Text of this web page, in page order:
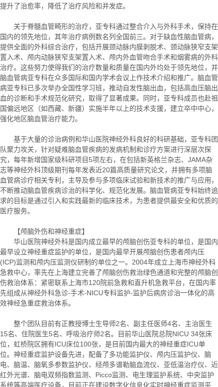
提升了治愈率，降低了治疗风险和并发症。
关于脊髓血管畸形的治疗，亚专科通过整合介入与外科手术，保持在
国内的领先地位，其年治疗病例数名列全国前三。对于缺血性脑血管病，
提供全面的外科综合治疗，包括开展颈动脉内膜剥脱术、颈动脉狭窄支架
置入术、颅内动脉狭窄支架置入术、颅内外血管吻合手术和烟雾病的外科
治疗。这些努力使得我们的治疗数量和质量在国内外均处于领先地位，并
脑血管病亚专科在众多国际和国内学术会议上作技术介绍和推广。脑血管
病亚专科已多次举办全国性学习班，推动自发性脑出血，包括高血压脑出
血的诊断和手术规范化研究，取得了显著成果。同时，亚专科成员也赴祖
国偏远地区（如西藏、新疆）实施半年以上的技术支援，建立卒中中心，
强化地区脑血管治疗能力。
基于大量的诊治病例和华山医院神经外科良好的科研基础，亚专科团
队聚力攻关，针对疑难脑血管疾病的发病机制和诊疗方案进行深层次探
究，每年新增国家级科研项目5项左右，在包括新英格兰杂志、JAMA杂
志等神经外科顶级期刊每年发表近20篇高质量研究论文，并拥有多项脑
血管病诊疗相关专利，主导及参与多项临床试验和新技术的推广与应用，
不断推动脑血管疾病诊治的科学化、规范化发展。脑血管病亚专科始终追
求的目标是通过引入和实践最新的临床技术，为患者提供最安全和优质的
医疗服务。
【颅脑外伤和神经重症】
华山医院神经外科是国内成立最早的颅脑创伤亚专科的单位，是国内
最早设立神经重症监护的单位，是国内最早开展颅脑创伤患者颅内压
(ICP)监测和颅内压监测仪研制的单位之一。2004年成立上海市神经外科
急救中心，率先在上海建立完善了颅脑创伤救治绿色通道和完整的颅脑创
伤救治体系：紧密联系上海市120院前急救和直升机急救平台，在国内率
先组成从神经外科急诊-手术-NICU专科监护-监护后病房诊治一体化的高
效神经急重症救治体系。
整个团队目前有正教授博士生导师2名、副主任医师4名、主治医生
15名、住院医生5名、呼吸治疗师2名。目前华山医院总院NICU 34张床
位，虹桥院区拥有ICU床位100张，是目前国内最大的神经重症ICU单
位。神经重症监护设备先进，配备了多功能监护仪、颅内压监护仪、脑
电、脑温、脑氧多参数监护仪、经颅多谱勒脑血流仪、亚低温治疗仪、近
红外光谱、脑电双频指数监测、Picco监测、电生理监护系统、中央监护
系统等高端医疗设备，目前正在建设数字化信息化实时神经重症监测平